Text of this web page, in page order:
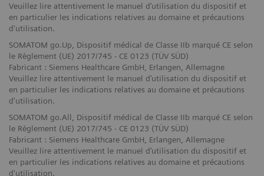
Veuillez lire attentivement le manuel d’utilisation du dispositif et
en particulier les indications relatives au domaine et précautions
d'utilisation.
SOMATOM go.Up, Dispositif médical de Classe IIb marqué CE selon
le Règlement (UE) 2017/745 - CE 0123 (TÜV SÜD)
Fabricant : Siemens Healthcare GmbH, Erlangen, Allemagne
Veuillez lire attentivement le manuel d’utilisation du dispositif et
en particulier les indications relatives au domaine et précautions
d'utilisation.
SOMATOM go.All, Dispositif médical de Classe IIb marqué CE selon
le Règlement (UE) 2017/745 - CE 0123 (TÜV SÜD)
Fabricant : Siemens Healthcare GmbH, Erlangen, Allemagne
Veuillez lire attentivement le manuel d’utilisation du dispositif et
en particulier les indications relatives au domaine et précautions
d'utilisation.